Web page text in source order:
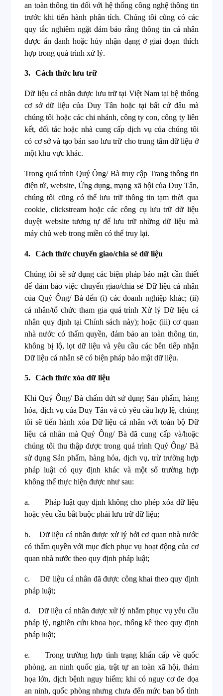
an toàn thông tin đối với hệ thống công nghệ thông tin
trước khi tiến hành phân tích. Chúng tôi cũng có các
quy tắc nghiêm ngặt đảm bảo rằng thông tin cá nhân
được ẩn danh hoặc hủy nhận dạng ở giai đoạn thích
hợp trong quá trình xử lý.
3. Cách thức lưu trữ
Dữ liệu cá nhân được lưu trữ tại Việt Nam tại hệ thống
cơ sở dữ liệu của Duy Tân hoặc tại bất cứ đâu mà
chúng tôi hoặc các chi nhánh, công ty con, công ty liên
kết, đối tác hoặc nhà cung cấp dịch vụ của chúng tôi
có cơ sở và tạo bản sao lưu trữ cho trung tâm dữ liệu ở
một khu vực khác.
Trong quá trình Quý Ông/ Bà truy cập Trang thông tin
điện tử, website, Ứng dụng, mạng xã hội của Duy Tân,
chúng tôi cũng có thể lưu trữ thông tin tạm thời qua
cookie, clickstream hoặc các công cụ lưu trữ dữ liệu
duyệt website tương tự để lưu trữ những dữ liệu mà
máy chủ web trong miền có thể truy lại.
4. Cách thức chuyển giao/chia sẻ dữ liệu
Chúng tôi sẽ sử dụng các biện pháp bảo mật cần thiết
để đảm bảo việc chuyển giao/chia sẻ Dữ liệu cá nhân
của Quý Ông/ Bà đến (i) các doanh nghiệp khác; (ii)
cá nhân/tổ chức tham gia quá trình Xử lý Dữ liệu cá
nhân quy định tại Chính sách này); hoặc (iii) cơ quan
nhà nước có thẩm quyền, đảm bảo an toàn thông tin,
không bị lộ, lọt dữ liệu và yêu cầu các bên tiếp nhận
Dữ liệu cá nhân sẽ có biện pháp bảo mật dữ liệu.
5. Cách thức xóa dữ liệu
Khi Quý Ông/ Bà chấm dứt sử dụng Sản phẩm, hàng
hóa, dịch vụ của Duy Tân và có yêu cầu hợp lệ, chúng
tôi sẽ tiến hành xóa Dữ liệu cá nhân với toàn bộ Dữ
liệu cá nhân mà Quý Ông/ Bà đã cung cấp và/hoặc
chúng tôi thu thập được trong quá trình Quý Ông/ Bà
sử dụng Sản phẩm, hàng hóa, dịch vụ, trừ trường hợp
pháp luật có quy định khác và một số trường hợp
không thể thực hiện được như sau:
a.
Pháp luật quy định không cho phép xóa dữ liệu
hoặc yêu cầu bắt buộc phải lưu trữ dữ liệu;
b.
Dữ liệu cá nhân được xử lý bởi cơ quan nhà nước
có thẩm quyền với mục đích phục vụ hoạt động của cơ
quan nhà nước theo quy định pháp luật;
c.
Dữ liệu cá nhân đã được công khai theo quy định
pháp luật;
d.
Dữ liệu cá nhân được xử lý nhằm phục vụ yêu cầu
pháp lý, nghiên cứu khoa học, thống kê theo quy định
pháp luật;
e.
Trong trường hợp tình trạng khẩn cấp về quốc
phòng, an ninh quốc gia, trật tự an toàn xã hội, thảm
họa lớn, dịch bệnh nguy hiểm; khi có nguy cơ đe dọa
an ninh, quốc phòng nhưng chưa đến mức ban bố tình